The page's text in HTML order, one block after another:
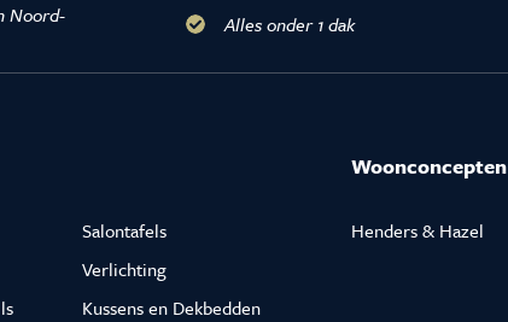
Noord- Alles onder 1 dak
Salontafels
Verlichting
Kussens en Dekbedden
Woonconcepten
Henders & Hazel